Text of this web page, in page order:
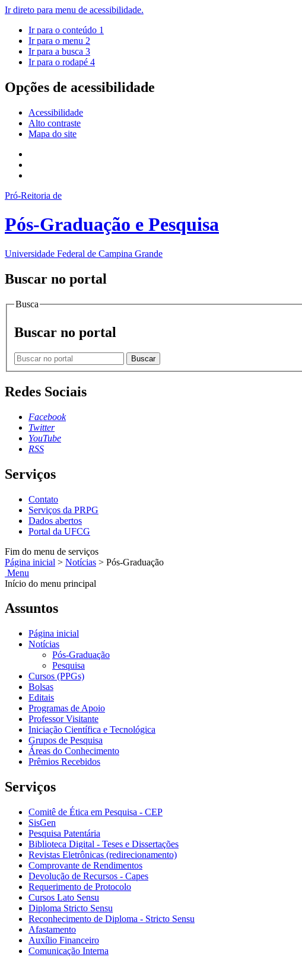
Ir direto para menu de acessibilidade.
Ir para o conteúdo 1
Ir para o menu 2
Ir para a busca 3
Ir para o rodapé 4
Opções de acessibilidade
Acessibilidade
Alto contraste
Mapa do site
Pró-Reitoria de
Pós-Graduação e Pesquisa
Universidade Federal de Campina Grande
Buscar no portal
Busca
Buscar no portal
Buscar
Redes Sociais
Facebook
Twitter
YouTube
RSS
Serviços
Contato
Serviços da PRPG
Dados abertos
Portal da UFCG
Fim do menu de serviços
Página inicial > Notícias > Pós-Graduação
Menu
Início do menu principal
Assuntos
Página inicial
Notícias
Pós-Graduação
Pesquisa
Cursos (PPGs)
Bolsas
Editais
Programas de Apoio
Professor Visitante
Iniciação Científica e Tecnológica
Grupos de Pesquisa
Áreas do Conhecimento
Prêmios Recebidos
Serviços
Comitê de Ética em Pesquisa - CEP
SisGen
Pesquisa Patentária
Biblioteca Digital - Teses e Dissertações
Revistas Eletrônicas (redirecionamento)
Comprovante de Rendimentos
Devolução de Recursos - Capes
Requerimento de Protocolo
Cursos Lato Sensu
Diploma Stricto Sensu
Reconhecimento de Diploma - Stricto Sensu
Afastamento
Auxílio Financeiro
Comunicação Interna